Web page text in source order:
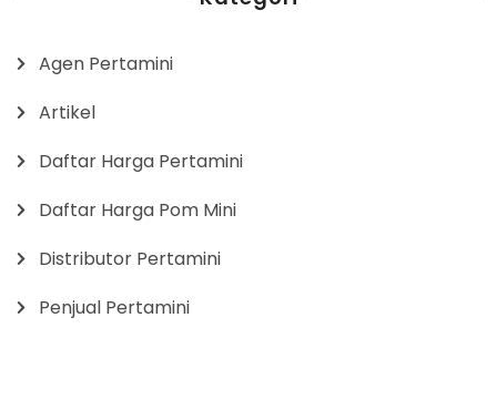
Agen Pertamini
Artikel
Daftar Harga Pertamini
Daftar Harga Pom Mini
Distributor Pertamini
Penjual Pertamini